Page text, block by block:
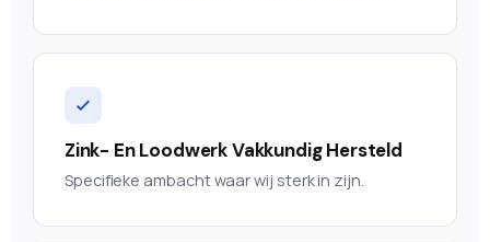
Zink- En Loodwerk Vakkundig Hersteld
Specifieke ambacht waar wij sterk in zijn.